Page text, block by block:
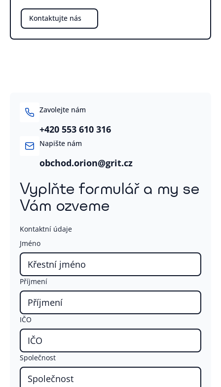
Kontaktujte nás
Zavolejte nám
+420 553 610 316
Napište nám
obchod.orion@grit.cz
Vyplňte formulář a my se
Vám ozveme
Kontaktní údaje
Jméno
Příjmení
IČO
Společnost